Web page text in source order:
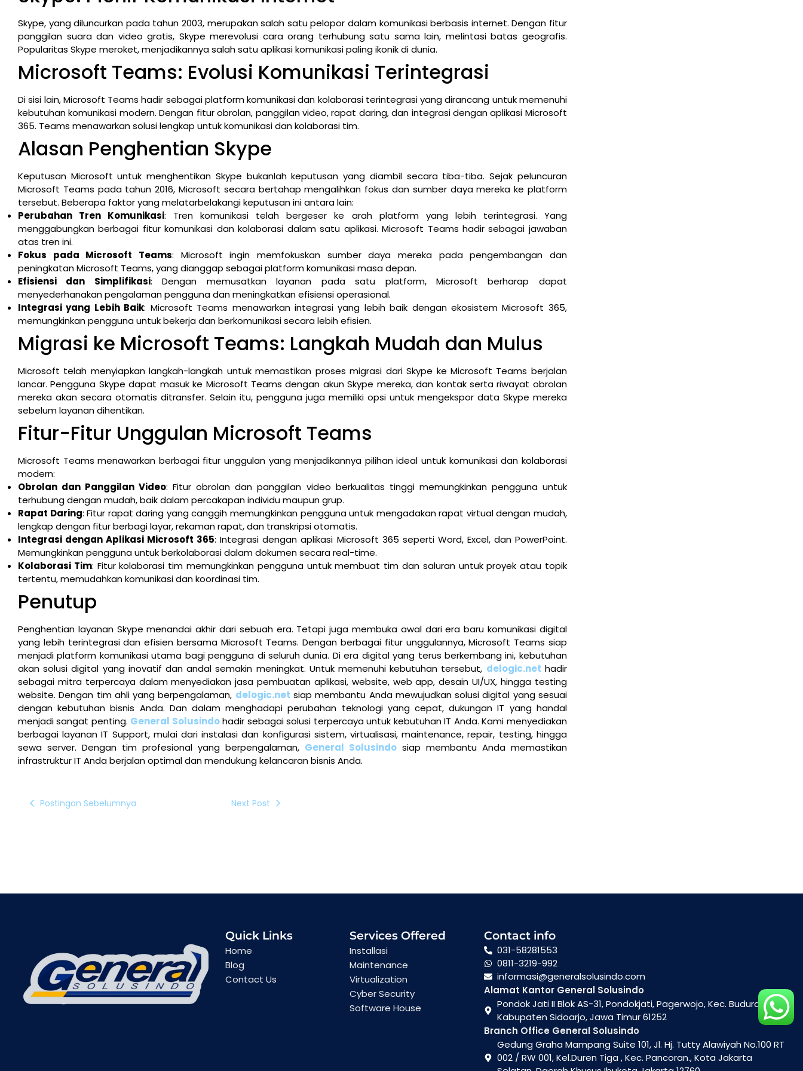
Skype, yang diluncurkan pada tahun 2003, merupakan salah satu pelopor dalam komunikasi berbasis internet. Dengan fitur
panggilan suara dan video gratis, Skype merevolusi cara orang terhubung satu sama lain, melintasi batas geografis.
Popularitas Skype meroket, menjadikannya salah satu aplikasi komunikasi paling ikonik di dunia.
Microsoft Teams: Evolusi Komunikasi Terintegrasi
Di sisi lain, Microsoft Teams hadir sebagai platform komunikasi dan kolaborasi terintegrasi yang dirancang untuk memenuhi
kebutuhan komunikasi modern. Dengan fitur obrolan, panggilan video, rapat daring, dan integrasi dengan aplikasi Microsoft
365. Teams menawarkan solusi lengkap untuk komunikasi dan kolaborasi tim.
Alasan Penghentian Skype
Keputusan Microsoft untuk menghentikan Skype bukanlah keputusan yang diambil secara tiba-tiba. Sejak peluncuran
Microsoft Teams pada tahun 2016, Microsoft secara bertahap mengalihkan fokus dan sumber daya mereka ke platform
tersebut. Beberapa faktor yang melatarbelakangi keputusan ini antara lain:
Perubahan Tren Komunikasi: Tren komunikasi telah bergeser ke arah platform yang lebih terintegrasi. Yang
menggabungkan berbagai fitur komunikasi dan kolaborasi dalam satu aplikasi. Microsoft Teams hadir sebagai jawaban
atas tren ini.
Fokus pada Microsoft Teams: Microsoft ingin memfokuskan sumber daya mereka pada pengembangan dan
peningkatan Microsoft Teams, yang dianggap sebagai platform komunikasi masa depan.
Efisiensi dan Simplifikasi: Dengan memusatkan layanan pada satu platform, Microsoft berharap dapat
menyederhanakan pengalaman pengguna dan meningkatkan efisiensi operasional.
Integrasi yang Lebih Baik: Microsoft Teams menawarkan integrasi yang lebih baik dengan ekosistem Microsoft 365,
memungkinkan pengguna untuk bekerja dan berkomunikasi secara lebih efisien.
Migrasi ke Microsoft Teams: Langkah Mudah dan Mulus
Microsoft telah menyiapkan langkah-langkah untuk memastikan proses migrasi dari Skype ke Microsoft Teams berjalan
lancar. Pengguna Skype dapat masuk ke Microsoft Teams dengan akun Skype mereka, dan kontak serta riwayat obrolan
mereka akan secara otomatis ditransfer. Selain itu, pengguna juga memiliki opsi untuk mengekspor data Skype mereka
sebelum layanan dihentikan.
Fitur-Fitur Unggulan Microsoft Teams
Microsoft Teams menawarkan berbagai fitur unggulan yang menjadikannya pilihan ideal untuk komunikasi dan kolaborasi
modern:
Obrolan dan Panggilan Video: Fitur obrolan dan panggilan video berkualitas tinggi memungkinkan pengguna untuk
terhubung dengan mudah, baik dalam percakapan individu maupun grup.
Rapat Daring: Fitur rapat daring yang canggih memungkinkan pengguna untuk mengadakan rapat virtual dengan mudah,
lengkap dengan fitur berbagi layar, rekaman rapat, dan transkripsi otomatis.
Integrasi dengan Aplikasi Microsoft 365: Integrasi dengan aplikasi Microsoft 365 seperti Word, Excel, dan PowerPoint.
Memungkinkan pengguna untuk berkolaborasi dalam dokumen secara real-time.
Kolaborasi Tim: Fitur kolaborasi tim memungkinkan pengguna untuk membuat tim dan saluran untuk proyek atau topik
tertentu, memudahkan komunikasi dan koordinasi tim.
Penutup
Penghentian layanan Skype menandai akhir dari sebuah era. Tetapi juga membuka awal dari era baru komunikasi digital
yang lebih terintegrasi dan efisien bersama Microsoft Teams. Dengan berbagai fitur unggulannya, Microsoft Teams siap
menjadi platform komunikasi utama bagi pengguna di seluruh dunia. Di era digital yang terus berkembang ini, kebutuhan
akan solusi digital yang inovatif dan andal semakin meningkat. Untuk memenuhi kebutuhan tersebut, delogic.net hadir
sebagai mitra terpercaya dalam menyediakan jasa pembuatan aplikasi, website, web app, desain UI/UX, hingga testing
website. Dengan tim ahli yang berpengalaman, delogic.net siap membantu Anda mewujudkan solusi digital yang sesuai
dengan kebutuhan bisnis Anda. Dan dalam menghadapi perubahan teknologi yang cepat, dukungan IT yang handal
menjadi sangat penting. General Solusindohadir sebagai solusi terpercaya untuk kebutuhan IT Anda. Kami menyediakan
berbagai layanan IT Support, mulai dari instalasi dan konfigurasi sistem, virtualisasi, maintenance, repair, testing, hingga
sewa server. Dengan tim profesional yang berpengalaman, General Solusindosiap membantu Anda memastikan
infrastruktur IT Anda berjalan optimal dan mendukung kelancaran bisnis Anda.
Postingan Sebelumnya Next Post
Quick Links
Home
Blog
Contact Us
Services Offered
Installasi
Maintenance
Virtualization
Cyber Security
Software House
Contact info
031-58281553
0811-3219-992
informasi@generalsolusindo.com
Alamat Kantor General Solusindo
Pondok Jati II Blok AS-31, Pondokjati, Pagerwojo, Kec. Buduran,
Kabupaten Sidoarjo, Jawa Timur 61252
Branch Office General Solusindo
Gedung Graha Mampang Suite 101, Jl. Hj. Tutty Alawiyah No.100 RT
002 / RW 001, Kel.Duren Tiga , Kec. Pancoran., Kota Jakarta